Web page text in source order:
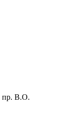
пр. В.О.